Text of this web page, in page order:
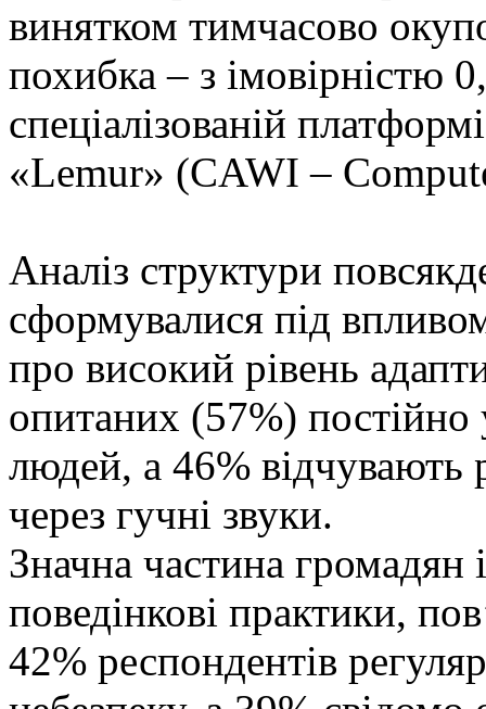
винятком тимчасово
похибка – з імовірністю
спеціалізованій
«Lemur» (CAWI –
Аналіз структури
сформувалися під
про високий рівень
опитаних (57%)
людей, а 46% відчувають
через гучні звуки.
Значна частина громадян
поведінкові практики,
42% респондентів